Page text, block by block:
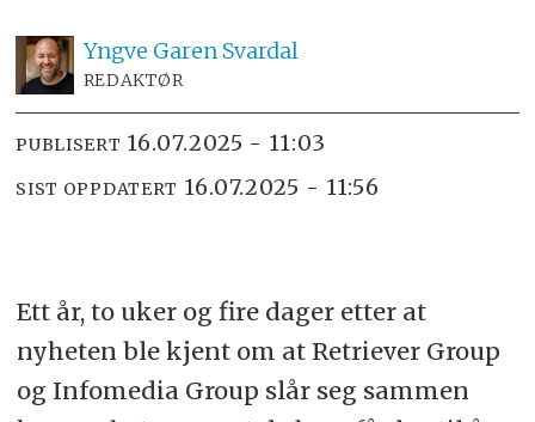
Yngve Garen Svardal
REDAKTØR
PUBLISERT 16.07.2025 - 11:03
SIST OPPDATERT 16.07.2025 - 11:56
Ett år, to uker og fire dager etter at
nyheten ble kjent om at Retriever Group
og Infomedia Group slår seg sammen